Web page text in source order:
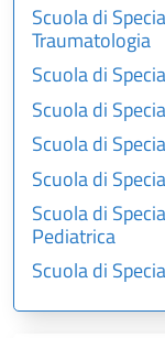
Scuola di
Traumatologia
Scuola di
Scuola di
Scuola di
Scuola di
Scuola di
Pediatrica
Scuola di